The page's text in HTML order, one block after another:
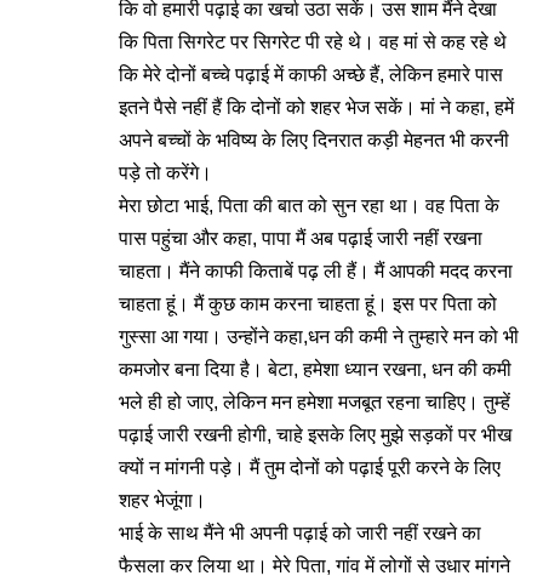
कि वो हमारी पढ़ाई का खर्चा उठा सकें। उस शाम मैंने देखा
कि पिता सिगरेट पर सिगरेट पी रहे थे। वह मां से कह रहे थे
कि मेरे दोनों बच्चे पढ़ाई में काफी अच्छे हैं, लेकिन हमारे पास
इतने पैसे नहीं हैं कि दोनों को शहर भेज सकें। मां ने कहा, हमें
अपने बच्चों के भविष्य के लिए दिनरात कड़ी मेहनत भी करनी
पड़े तो करेंगे।
मेरा छोटा भाई, पिता की बात को सुन रहा था। वह पिता के
पास पहुंचा और कहा, पापा मैं अब पढ़ाई जारी नहीं रखना
चाहता। मैंने काफी किताबें पढ़ ली हैं। मैं आपकी मदद करना
चाहता हूं। मैं कुछ काम करना चाहता हूं। इस पर पिता को
गुस्सा आ गया। उन्होंने कहा,धन की कमी ने तुम्हारे मन को भी
कमजोर बना दिया है। बेटा, हमेशा ध्यान रखना, धन की कमी
भले ही हो जाए, लेकिन मन हमेशा मजबूत रहना चाहिए। तुम्हें
पढ़ाई जारी रखनी होगी, चाहे इसके लिए मुझे सड़कों पर भीख
क्यों न मांगनी पड़े। मैं तुम दोनों को पढ़ाई पूरी करने के लिए
शहर भेजूंगा।
भाई के साथ मैंने भी अपनी पढ़ाई को जारी नहीं रखने का
फैसला कर लिया था। मेरे पिता, गांव में लोगों से उधार मांगने